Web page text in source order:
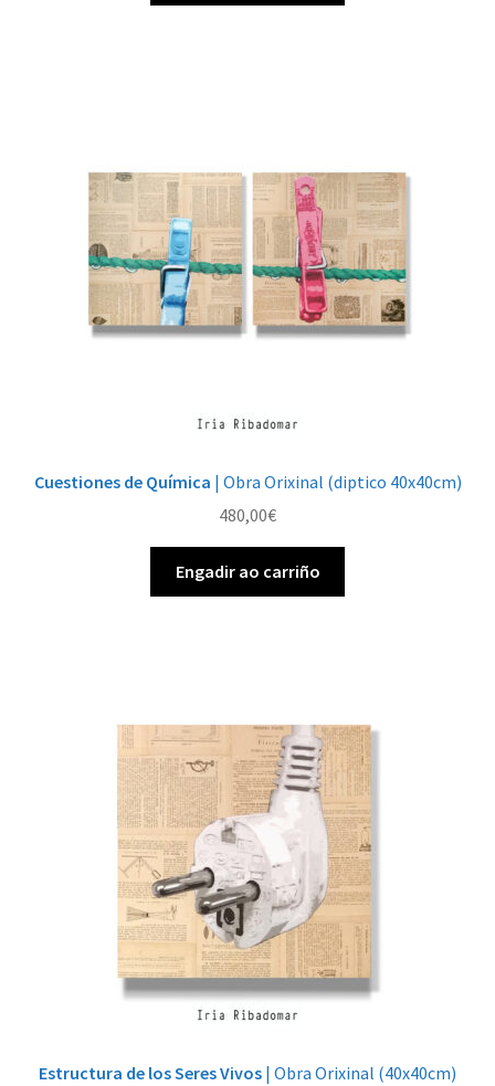
Cuestiones de Química | Obra Orixinal (diptico 40x40cm)
480,00€
Engadir ao carriño
Estructura de los Seres Vivos | Obra Orixinal (40x40cm)